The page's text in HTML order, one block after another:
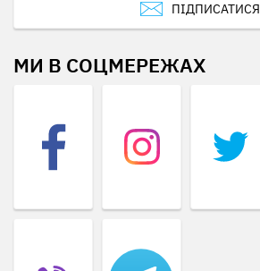
ПІДПИСАТИСЯ
МИ В СОЦМЕРЕЖАХ